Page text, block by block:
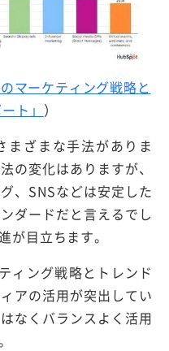
マーケティング戦略と
ト」 ）
まざまな手法がありま
の変化はありますが、
、SNSなどは安定した
ダードだと言えるでし
が目立ちます。
ィング戦略とトレンド
アの活用が突出してい
なくバランスよく活用